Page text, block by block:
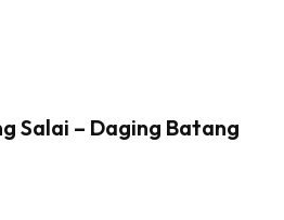
Salai – Daging Batang